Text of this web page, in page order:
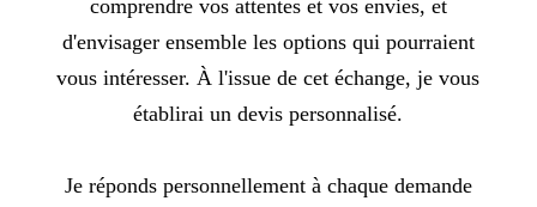
comprendre vos attentes et vos envies, et
d'envisager ensemble les options qui pourraient
vous intéresser. À l'issue de cet échange, je vous
établirai un devis personnalisé.
Je réponds personnellement à chaque demande